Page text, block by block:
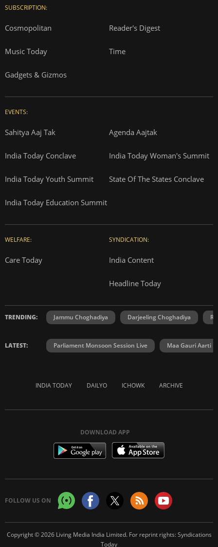
SUBSCRIPTION:
Cosmopolitan Reader's Digest
Music Today Time
Gadgets & Gizmos
EVENTS:
Sahitya Aaj Tak Agenda Aajtak
India Today Conclave India Today Woman's Summit
India Today Youth Summit State Of The States Conclave
India Today Education Summit
WELFARE:
Care Today
SYNDICATION:
India Content
Headline Today
TRENDING: Jammu Choghadiya Darjeeling Choghadiya
LATEST: Parliament Monsoon Session Live Maa Gauri Aarti
INDIA TODAY DAILYO ICHOWK ARCHIVE
DOWNLOAD APP
FOLLOW US ON
Copyright © 2026 Living Media India Limited. For reprint rights:Syndications
Today